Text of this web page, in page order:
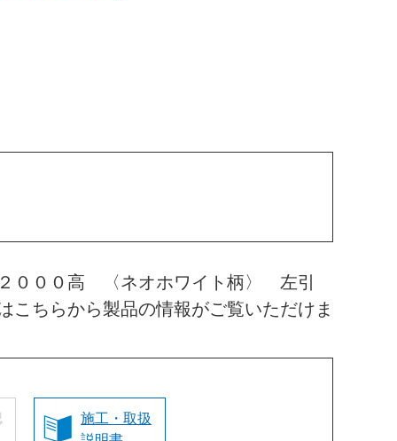
０００高 〈ネオホワイト柄〉 左引
ちらから製品の情報がご覧いただけま
施工・取扱